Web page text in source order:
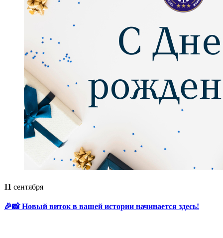
11 сентября
🎉📸 Новый виток в вашей истории начинается здесь!